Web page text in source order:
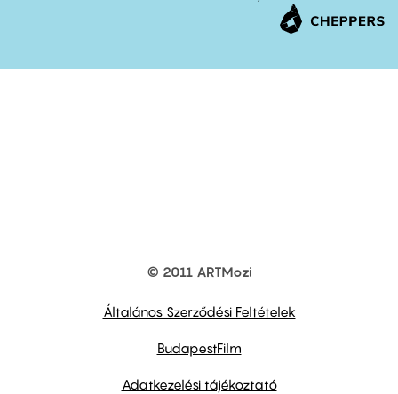
© 2011 ARTMozi
Általános Szerződési Feltételek
BudapestFilm
Adatkezelési tájékoztató